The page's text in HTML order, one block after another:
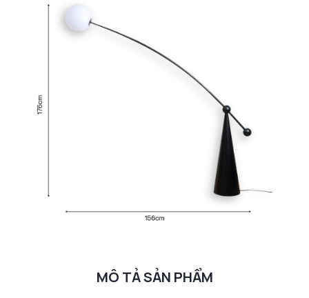
MÔ TẢ SẢN PHẨM